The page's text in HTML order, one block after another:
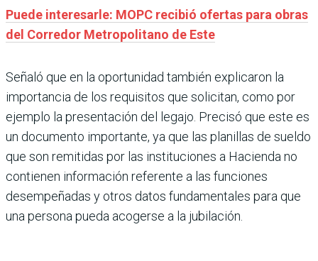
Puede interesarle: MOPC recibió ofertas para obras
del Corredor Metropolitano de Este
Señaló que en la oportunidad también explicaron la
importancia de los requisitos que solicitan, como por
ejemplo la presentación del legajo. Precisó que este es
un documento importante, ya que las planillas de sueldo
que son remitidas por las instituciones a Hacienda no
contienen información referente a las funciones
desempeñadas y otros datos fundamentales para que
una persona pueda acogerse a la jubilación.